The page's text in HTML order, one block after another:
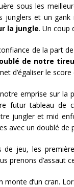
sous les
junglers et un
la jungle. Un coup
de la part
de notre
d’égaliser le
emprise sur la
futur tableau de
jungler et mid
avec un doublé de
de jeu, les
prenons d’assaut
monte d’un cran.